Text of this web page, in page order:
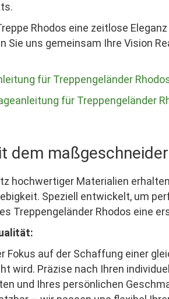
Rhodos eine zeitlose
Sie uns gemeinsam Ihre Vision
für Treppengeländer
für Treppengeländer
dem
hochwertiger Materialien
Speziell entwickelt, um
Treppengeländer Rhodos eine
auf der Schaffung einer
wird. Präzise nach Ihren
und Ihres persönlichen